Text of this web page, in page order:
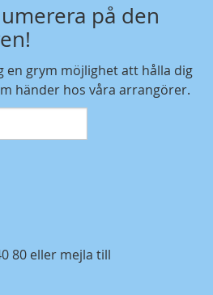
på den
en grym möjlighet att hålla dig
händer hos våra arrangörer.
80 eller mejla till